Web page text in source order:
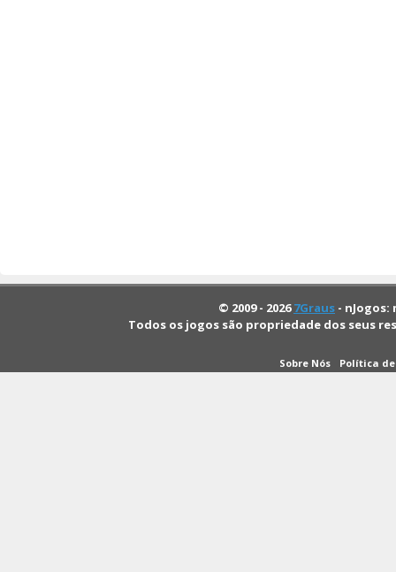
© 2009 - 20267Graus -
Todos os jogos são propriedade dos seus
Sobre Nós Política